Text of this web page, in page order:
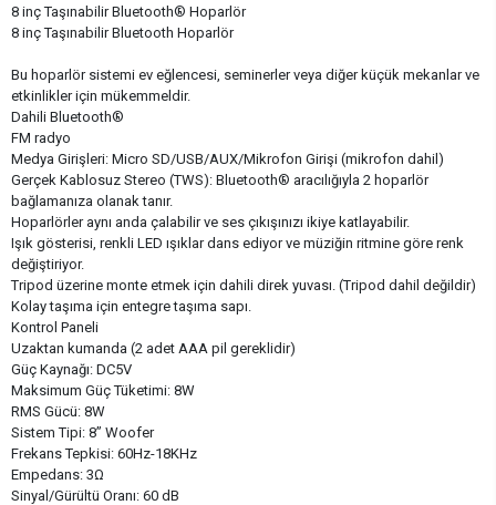
8 inç Taşınabilir Bluetooth® Hoparlör
8 inç Taşınabilir Bluetooth Hoparlör
Bu hoparlör sistemi ev eğlencesi, seminerler veya diğer küçük mekanlar ve
etkinlikler için mükemmeldir.
Dahili Bluetooth®
FM radyo
Medya Girişleri: Micro SD/USB/AUX/Mikrofon Girişi (mikrofon dahil)
Gerçek Kablosuz Stereo (TWS): Bluetooth® aracılığıyla 2 hoparlör
bağlamanıza olanak tanır.
Hoparlörler aynı anda çalabilir ve ses çıkışınızı ikiye katlayabilir.
Işık gösterisi, renkli LED ışıklar dans ediyor ve müziğin ritmine göre renk
değiştiriyor.
Tripod üzerine monte etmek için dahili direk yuvası. (Tripod dahil değildir)
Kolay taşıma için entegre taşıma sapı.
Kontrol Paneli
Uzaktan kumanda (2 adet AAA pil gereklidir)
Güç Kaynağı: DC5V
Maksimum Güç Tüketimi: 8W
RMS Gücü: 8W
Sistem Tipi: 8” Woofer
Frekans Tepkisi: 60Hz-18KHz
Empedans: 3Ω
Sinyal/Gürültü Oranı: 60 dB